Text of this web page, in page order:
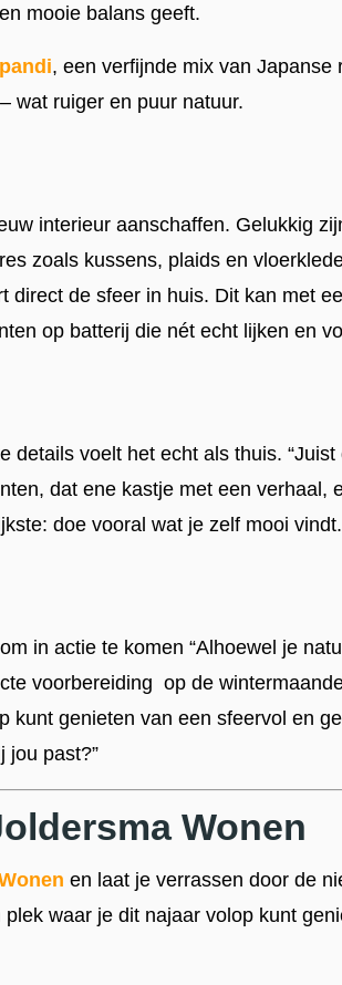
mooie balans geeft.
, een verfijnde mix van
wat ruiger en puur natuur.
interieur aanschaffen. Gelukkig
zoals kussens, plaids en
de sfeer in huis. Dit kan met
op batterij die nét echt lijken en
voelt het echt als thuis.
dat ene kastje met een
doe vooral wat je zelf mooi
in actie te komen “Alhoewel je
voorbereiding op de
kunt genieten van een sfeervol en
jou past?”
Wonen
en laat je verrassen door de
waar je dit najaar volop kunt